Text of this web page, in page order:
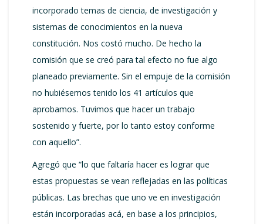
incorporado temas de ciencia, de investigación y
sistemas de conocimientos en la nueva
constitución. Nos costó mucho. De hecho la
comisión que se creó para tal efecto no fue algo
planeado previamente. Sin el empuje de la comisión
no hubiésemos tenido los 41 artículos que
aprobamos. Tuvimos que hacer un trabajo
sostenido y fuerte, por lo tanto estoy conforme
con aquello”.
Agregó que “lo que faltaría hacer es lograr que
estas propuestas se vean reflejadas en las políticas
públicas. Las brechas que uno ve en investigación
están incorporadas acá, en base a los principios,